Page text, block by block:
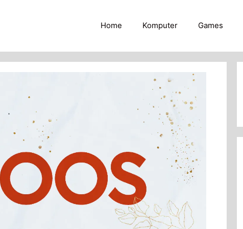
Home Komputer Games